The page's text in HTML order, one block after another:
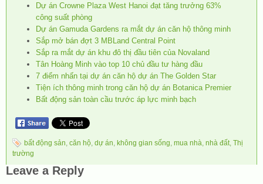
Dự án Crowne Plaza West Hanoi đạt tăng trưởng 63%
công suất phòng
Dự án Gamuda Gardens ra mắt dự án căn hộ thông minh
Sắp mở bán đợt 3 MBLand Central Point
Sắp ra mắt dự án khu đô thị đầu tiên của Novaland
Tân Hoàng Minh vào top 10 chủ đầu tư hàng đầu
7 điểm nhấn tại dự án căn hộ dự án The Golden Star
Tiện ích thông minh trong căn hộ dự án Botanica Premier
Bất động sản toàn cầu trước áp lực minh bạch
bất động sản, căn hộ, dự án, không gian sống, mua nhà, nhà đất, Thị
trường
Leave a Reply